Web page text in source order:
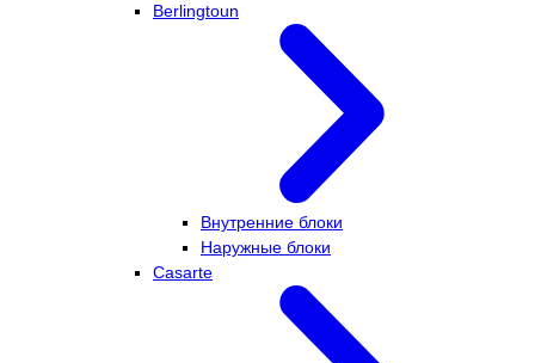
Berlingtoun
Внутренние блоки
Наружные блоки
Casarte